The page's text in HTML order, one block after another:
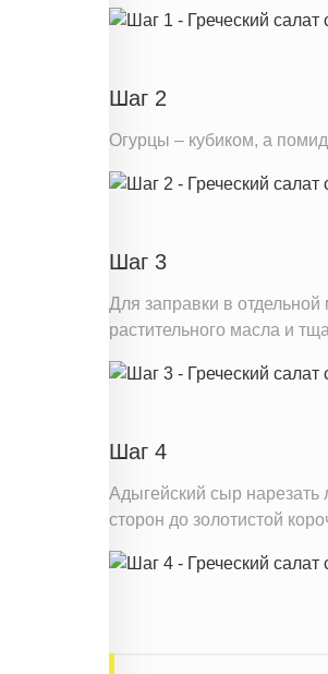
Шаг 2
Огурцы – кубиком, а
Шаг 3
Для заправки в
растительного масла и
Шаг 4
Адыгейский сыр нарезать
сторон до золотистой